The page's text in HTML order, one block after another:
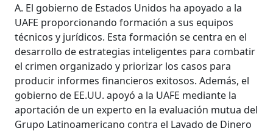
A. El gobierno de Estados Unidos ha apoyado a la
UAFE proporcionando formación a sus equipos
técnicos y jurídicos. Esta formación se centra en el
desarrollo de estrategias inteligentes para combatir
el crimen organizado y priorizar los casos para
producir informes financieros exitosos. Además, el
gobierno de EE.UU. apoyó a la UAFE mediante la
aportación de un experto en la evaluación mutua del
Grupo Latinoamericano contra el Lavado de Dinero